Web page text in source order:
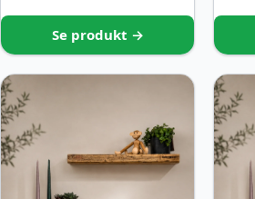
Se produkt →